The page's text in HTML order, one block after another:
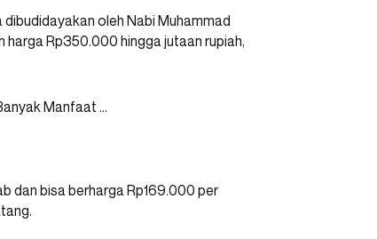
oleh Nabi Muhammad
harga Rp350.000 hingga jutaan rupiah,
dan bisa berharga Rp169.000 per